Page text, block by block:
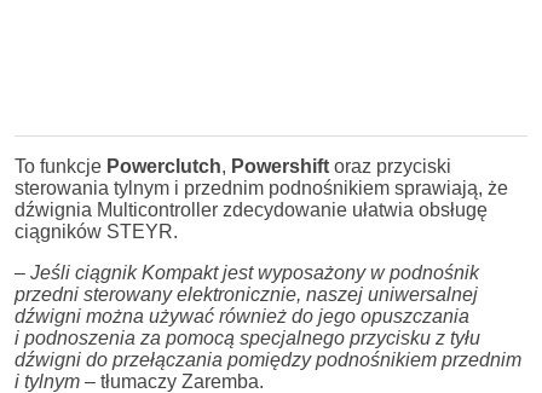
To funkcje Powerclutch, Powershift oraz przyciski
sterowania tylnym i przednim podnośnikiem sprawiają, że
dźwignia Multicontroller zdecydowanie ułatwia obsługę
ciągników STEYR.
– Jeśli ciągnik Kompakt jest wyposażony w podnośnik
przedni sterowany elektronicznie, naszej uniwersalnej
dźwigni można używać również do jego opuszczania
i podnoszenia za pomocą specjalnego przycisku z tyłu
dźwigni do przełączania pomiędzy podnośnikiem przednim
i tylnym – tłumaczy Zaremba.